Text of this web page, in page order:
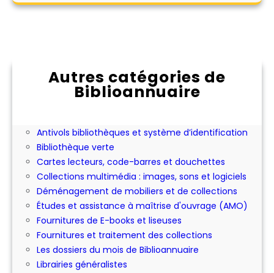
Autres catégories de
Biblioannuaire
Abonnement aux périodiques
Antivols bibliothèques et système d’identification
Bibliothèque verte
Cartes lecteurs, code-barres et douchettes
Collections multimédia : images, sons et logiciels
Déménagement de mobiliers et de collections
Études et assistance à maîtrise d'ouvrage (AMO)
Fournitures de E-books et liseuses
Fournitures et traitement des collections
Les dossiers du mois de Biblioannuaire
Librairies généralistes